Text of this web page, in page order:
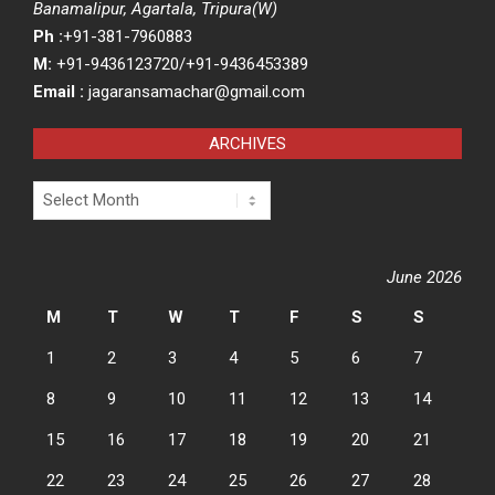
Banamalipur, Agartala, Tripura(W)
Ph :+91-381-7960883
M: +91-9436123720/+91-9436453389
Email : jagaransamachar@gmail.com
ARCHIVES
Archives
June 2026
M
T W T F S S
1 2 3 4 5 6 7
8 9 10 11 12 13 14
15 16 17 18 19 20 21
22 23 24 25 26 27 28